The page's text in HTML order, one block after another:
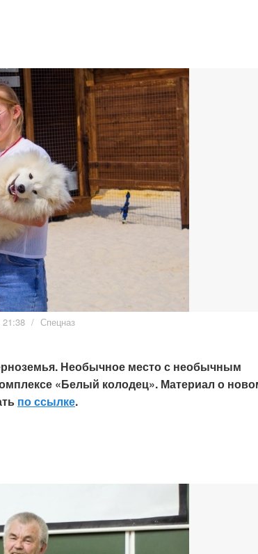
/ Спецназ
Необычное место с необычным
«Белый колодец». Материал о
по ссылке.